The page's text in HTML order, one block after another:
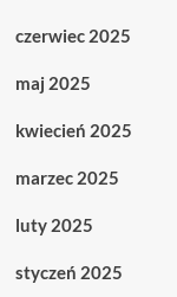
czerwiec 2025
maj 2025
kwiecień 2025
marzec 2025
luty 2025
styczeń 2025